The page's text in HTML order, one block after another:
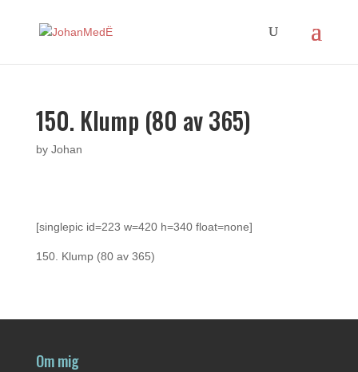
150. Klump (80 av 365)
by Johan
[singlepic id=223 w=420 h=340 float=none]
150. Klump (80 av 365)
Om mig